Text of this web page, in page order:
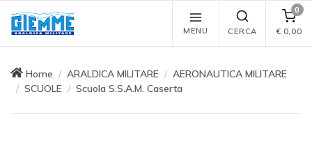
MENU CERCA
0
€ 0,00
Home ARALDICA MILITARE
AERONAUTICA MILITARE
SCUOLE
Scuola S.S.A.M. Caserta